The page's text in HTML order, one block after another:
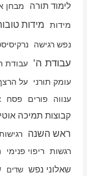
לימוד תורה
מבחן
מידות מידות
נפש רגישה
עבודת ה' עבודת
עומק תורני על
ענווה פורים פסח
קבוצות תמיכה
ראש השנה
רגשות ריפוי פנימי
שאלוני נפש שדים